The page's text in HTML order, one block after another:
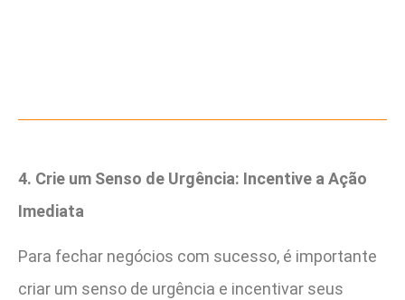
4. Crie um Senso de Urgência: Incentive a Ação
Imediata
Para fechar negócios com sucesso, é importante
criar um senso de urgência e incentivar seus